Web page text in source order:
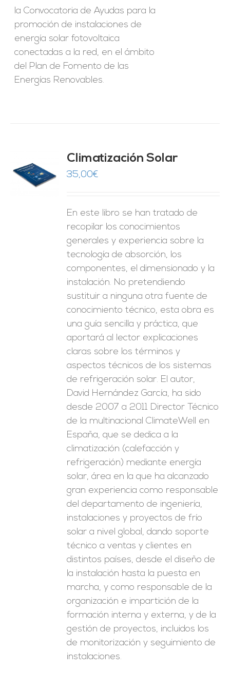
la Convocatoria de Ayudas para la
promoción de instalaciones de
energía solar fotovoltaica
conectadas a la red, en el ámbito
del Plan de Fomento de las
Energías Renovables.
Climatización Solar
35,00€
En este libro se han tratado de
recopilar los conocimientos
generales y experiencia sobre la
tecnología de absorción, los
componentes, el dimensionado y la
instalación. No pretendiendo
sustituir a ninguna otra fuente de
conocimiento técnico, esta obra es
una guía sencilla y práctica, que
aportará al lector explicaciones
claras sobre los términos y
aspectos técnicos de los sistemas
de refrigeración solar. El autor,
David Hernández García, ha sido
desde 2007 a 2011 Director Técnico
de la multinacional ClimateWell en
España, que se dedica a la
climatización (calefacción y
refrigeración) mediante energía
solar, área en la que ha alcanzado
gran experiencia como responsable
del departamento de ingeniería,
instalaciones y proyectos de frío
solar a nivel global, dando soporte
técnico a ventas y clientes en
distintos países, desde el diseño de
la instalación hasta la puesta en
marcha, y como responsable de la
organización e impartición de la
formación interna y externa, y de la
gestión de proyectos, incluidos los
de monitorización y seguimiento de
instalaciones.